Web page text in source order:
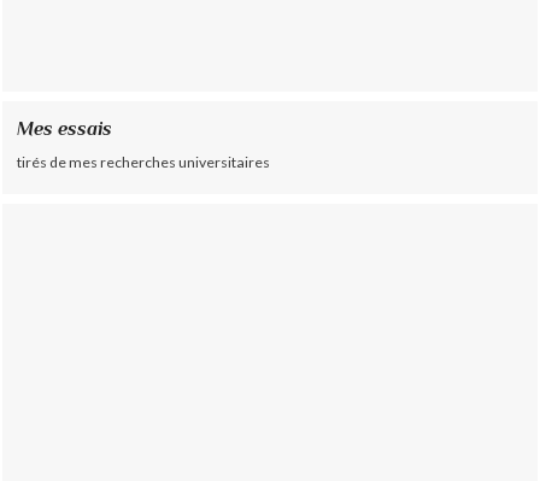
Mes essais
tirés de mes recherches universitaires